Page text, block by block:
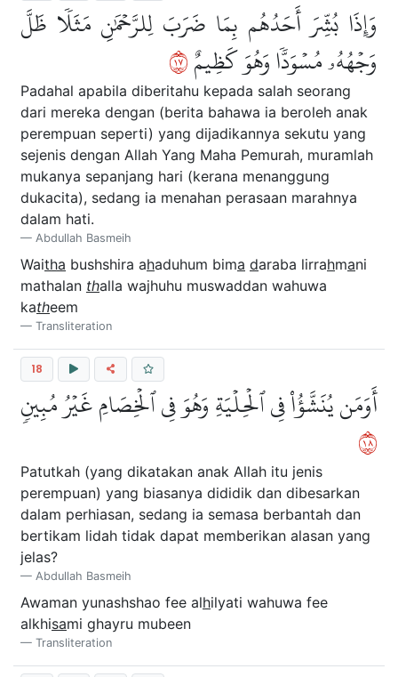
وَإِذَا بُشِّرَ أَحَدُهُم بِمَا ضَرَبَ لِلرَّحۡمَٰنِ مَثَلٗا ظَلَّ
وَجۡهُهُۥ مُسۡوَدّٗا وَهُوَ كَظِيمٌ٧١
Padahal apabila diberitahu kepada salah seorang
dari mereka dengan (berita bahawa ia beroleh anak
perempuan seperti) yang dijadikannya sekutu yang
sejenis dengan Allah Yang Maha Pemurah, muramlah
mukanya sepanjang hari (kerana menanggung
dukacita), sedang ia menahan perasaan marahnya
dalam hati.
Abdullah Basmeih
Waitha bushshira ahaduhum bima daraba lirrahmani
mathalan thalla wajhuhu muswaddan wahuwa
katheem
Transliteration
18
أَوَمَن يُنَشَّؤُاْ فِي ٱلۡحِلۡيَةِ وَهُوَ فِي ٱلۡخِصَامِ غَيۡرُ مُبِينٖ
٨١
Patutkah (yang dikatakan anak Allah itu jenis
perempuan) yang biasanya dididik dan dibesarkan
dalam perhiasan, sedang ia semasa berbantah dan
bertikam lidah tidak dapat memberikan alasan yang
jelas?
Abdullah Basmeih
Awaman yunashshao fee alhilyati wahuwa fee
alkhisami ghayru mubeen
Transliteration